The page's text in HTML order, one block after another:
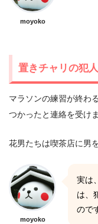
moyoko
置きチャリの犯人
マラソンの練習が終わ
つかったと連絡を受けま
花男たちは喫茶店に男
moyoko
実は
は、
ので